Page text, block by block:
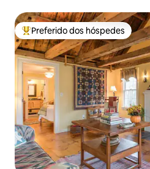
Entre os melhores preferidos
Preferido dos hóspedes